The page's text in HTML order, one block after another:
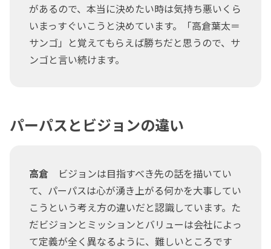
があるので、本当に決めたい時は気持ち悪いくら
いまっすぐいこうと決めています。「高倉葉太＝
サンゴ」と覚えてもらえば勝ちだと思うので、サ
ンゴと言い続けます。
パーパスとビジョンの違い
高倉 ビジョンは目指すべき先の話を描いてい
て、パーパスは心が湧き上がる何かを大事してい
こうという考え方の違いだと認識しています。た
だビジョンとミッションとバリューは会社によっ
て定義が全く異なるように、難しいところです